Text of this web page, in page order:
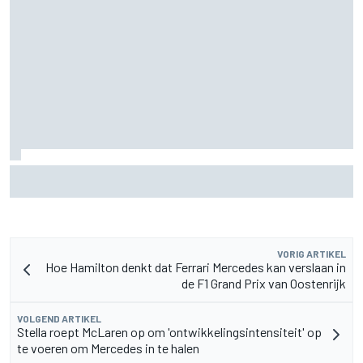
VORIG ARTIKEL
Hoe Hamilton denkt dat Ferrari Mercedes kan verslaan in
de F1 Grand Prix van Oostenrijk
VOLGEND ARTIKEL
Stella roept McLaren op om 'ontwikkelingsintensiteit' op
te voeren om Mercedes in te halen